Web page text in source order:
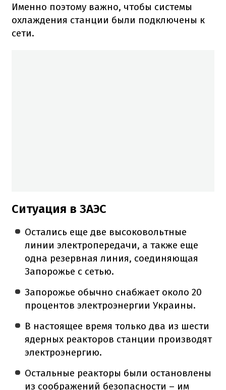
Именно поэтому важно, чтобы системы
охлаждения станции были подключены к
сети.
Ситуация в ЗАЭС
Остались еще две высоковольтные
линии электропередачи, а также еще
одна резервная линия, соединяющая
Запорожье с сетью.
Запорожье обычно снабжает около 20
процентов электроэнергии Украины.
В настоящее время только два из шести
ядерных реакторов станции производят
электроэнергию.
Остальные реакторы были остановлены
из соображений безопасности – им